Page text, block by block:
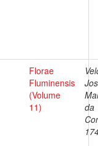
Florae
Fluminensis
(Volume
11)
da